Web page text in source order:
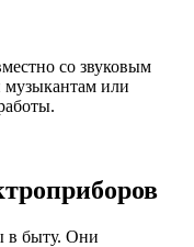
со звуковым
музыкантам или
в быту. Они